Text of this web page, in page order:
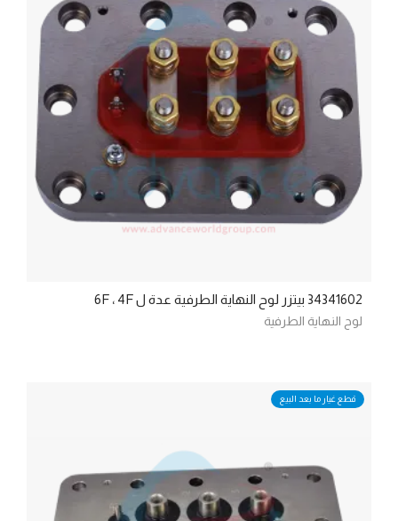
34341602 بيتزر لوح النهاية الطرفية عدة ل 6F ، 4F
لوح النهاية الطرفية
قطع غيار ما بعد البيع